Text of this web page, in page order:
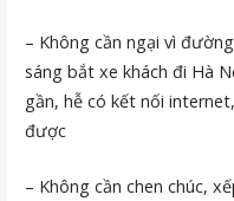
– Không cần ngại vì
sáng bắt xe khách đi Hà
gần, hễ có kết nối
được
– Không cần chen chúc,